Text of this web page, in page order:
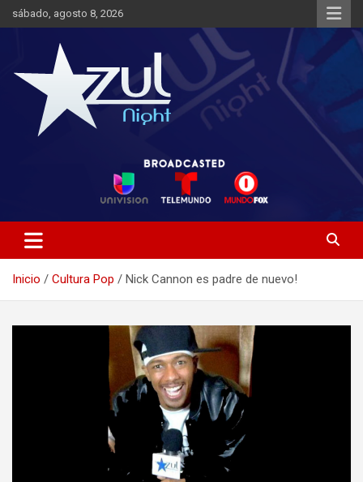
Saltar
al
sábado, agosto 8, 2026
Azul Night TV
Inicio Cultura Pop Nick Cannon es padre de nuevo!